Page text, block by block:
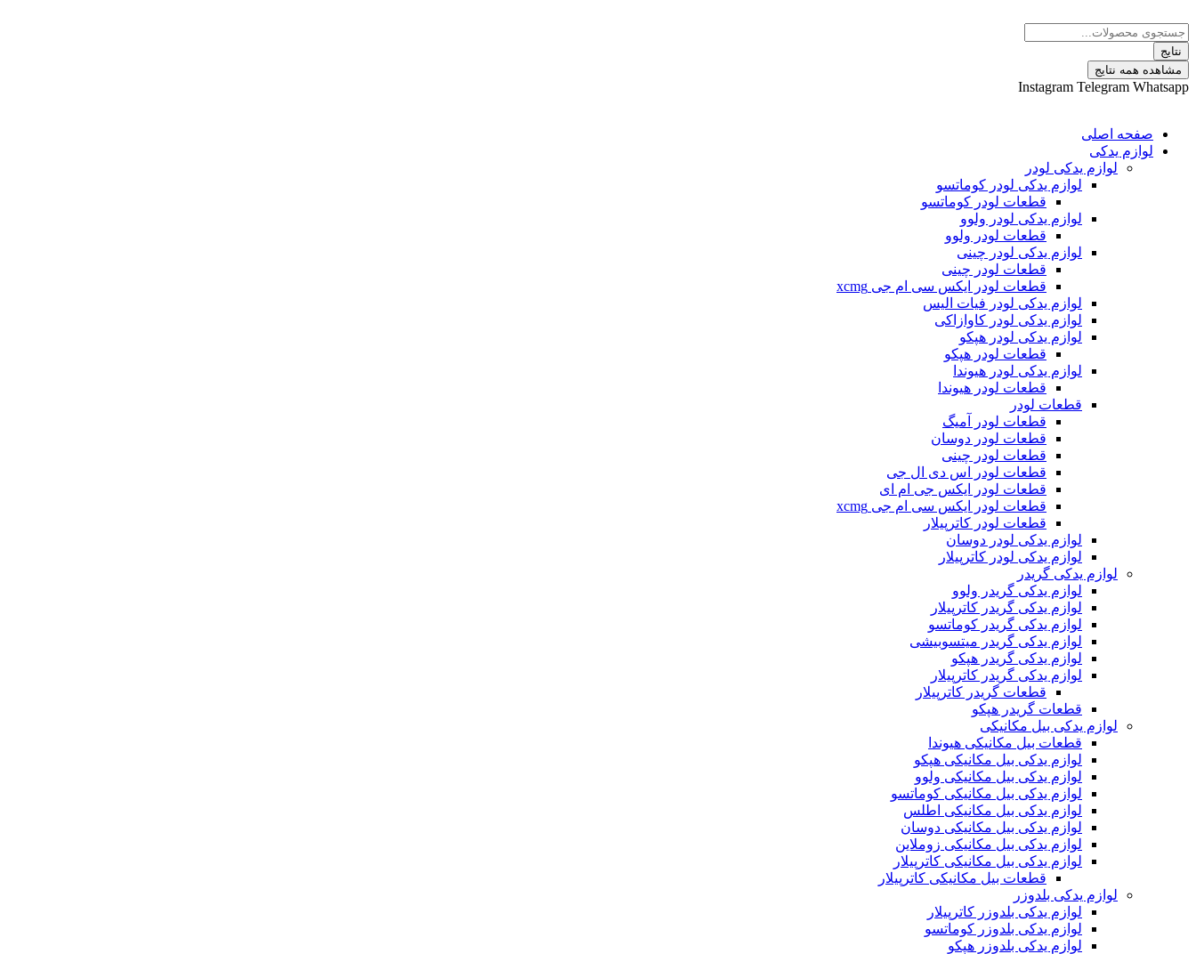
به
محتوا
Search
...نتایج
مشاهده همه نتایج
Instagram Telegram Whatsapp
صفحه اصلی
لوازم یدکی
لوازم یدکی لودر
لوازم یدکی لودر کوماتسو
قطعات لودر کوماتسو
لوازم یدکی لودر ولوو
قطعات لودر ولوو
لوازم یدکی لودر چینی
قطعات لودر چینی
قطعات لودر ایکس سی ام جی xcmg
لوازم یدکی لودر فیات الیس
لوازم یدکی لودر کاوازاکی
لوازم یدکی لودر هپکو
قطعات لودر هپکو
لوازم یدکی لودر هیوندا
قطعات لودر هیوندا
قطعات لودر
قطعات لودر آمیگ
قطعات لودر دوسان
قطعات لودر چینی
قطعات لودر اس دی ال جی
قطعات لودر ایکس جی ام ای
قطعات لودر ایکس سی ام جی xcmg
قطعات لودر کاترپیلار
لوازم یدکی لودر دوسان
لوازم یدکی لودر کاترپیلار
لوازم یدکی گریدر
لوازم یدکی گریدر ولوو
لوازم یدکی گریدر کاترپیلار
لوازم یدکی گریدر کوماتسو
لوازم یدکی گریدر میتسوبیشی
لوازم یدکی گریدر هپکو
لوازم یدکی گریدر کاترپیلار
قطعات گریدر کاترپیلار
قطعات گریدر هپکو
لوازم یدکی بیل مکانیکی
قطعات بیل مکانیکی هیوندا
لوازم یدکی بیل مکانیکی هپکو
لوازم یدکی بیل مکانیکی ولوو
لوازم یدکی بیل مکانیکی کوماتسو
لوازم یدکی بیل مکانیکی اطلس
لوازم یدکی بیل مکانیکی دوسان
لوازم یدکی بیل مکانیکی زوملاین
لوازم یدکی بیل مکانیکی کاترپیلار
قطعات بیل مکانیکی کاترپیلار
لوازم یدکی بلدوزر
لوازم یدکی بلدوزر کاترپیلار
لوازم یدکی بلدوزر کوماتسو
لوازم یدکی بلدوزر هپکو